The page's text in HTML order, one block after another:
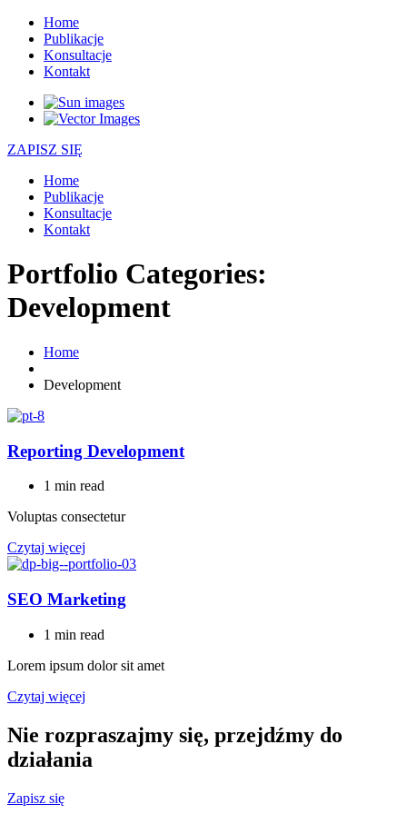
Home
Publikacje
Konsultacje
Kontakt
ZAPISZ SIĘ
Home
Publikacje
Konsultacje
Kontakt
Portfolio Categories:
Development
Home
Development
Reporting Development
1 min read
Voluptas consectetur
Czytaj więcej
SEO Marketing
1 min read
Lorem ipsum dolor sit amet
Czytaj więcej
Nie rozpraszajmy się, przejdźmy do
działania
Zapisz się